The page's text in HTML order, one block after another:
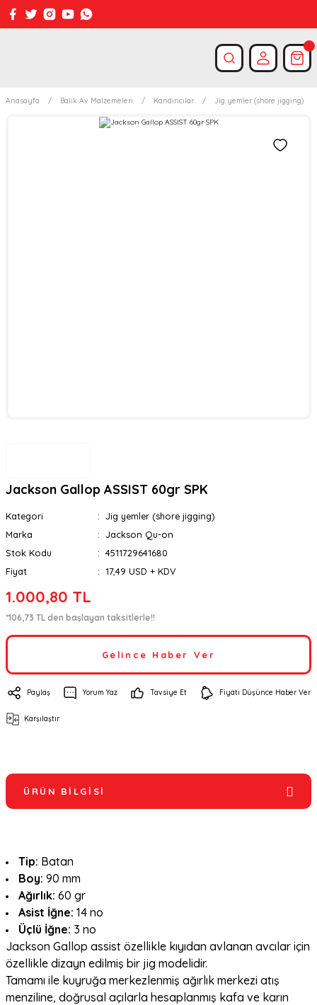
Anasayfa Balık Av Malzemeleri Kandırıcılar Jig yemler (shore jigging)
Jackson Gallop ASSIST 60gr SPK
Kategori
Jig yemler (shore jigging)
Marka
Jackson Qu-on
Stok Kodu
4511729641680
Fiyat
17,49 USD + KDV
1.000,80 TL
*106,73 TL den başlayan taksitlerle!!
Gelince Haber Ver
Paylaş Yorum Yaz Tavsiye Et Fiyatı Düşünce Haber Ver
Karşılaştır
ÜRÜN BILGISI
Tip: Batan
Boy: 90 mm
Ağırlık: 60 gr
Asist İğne: 14 no
Üçlü İğne: 3 no
Jackson Gallop assist özellikle kıyıdan avlanan avcılar için
özellikle dizayn edilmiş bir jig modelidir.
Tamamı ile kuyruğa merkezlenmiş ağırlık merkezi atış
menziline, doğrusal açılarla hesaplanmış kafa ve karın